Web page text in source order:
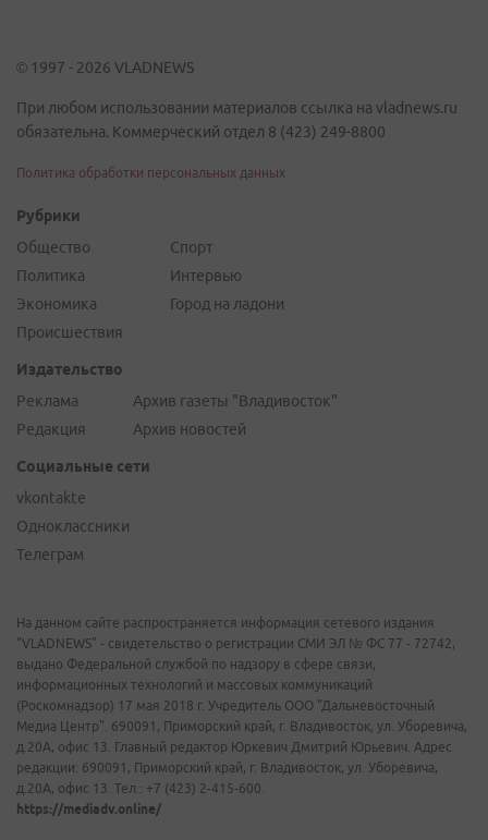
© 1997 - 2026 VLADNEWS
При любом использовании материалов ссылка на vladnews.ru
обязательна. Коммерческий отдел 8 (423) 249-8800
Политика обработки персональных данных
Рубрики
Общество
Политика
Экономика
Происшествия
Спорт
Интервью
Город на ладони
Издательство
Реклама
Редакция
Архив газеты "Владивосток"
Архив новостей
Социальные сети
vkontakte
Одноклассники
Телеграм
На данном сайте распространяется информация сетевого издания
"VLADNEWS" - свидетельство о регистрации СМИ ЭЛ № ФС 77 - 72742,
выдано Федеральной службой по надзору в сфере связи,
информационных технологий и массовых коммуникаций
(Роскомнадзор) 17 мая 2018 г. Учредитель ООО "Дальневосточный
Медиа Центр". 690091, Приморский край, г. Владивосток, ул. Уборевича,
д.20А, офис 13. Главный редактор Юркевич Дмитрий Юрьевич. Адрес
редакции: 690091, Приморский край, г. Владивосток, ул. Уборевича,
д.20А, офис 13. Тел.: +7 (423) 2-415-600.
https://mediadv.online/